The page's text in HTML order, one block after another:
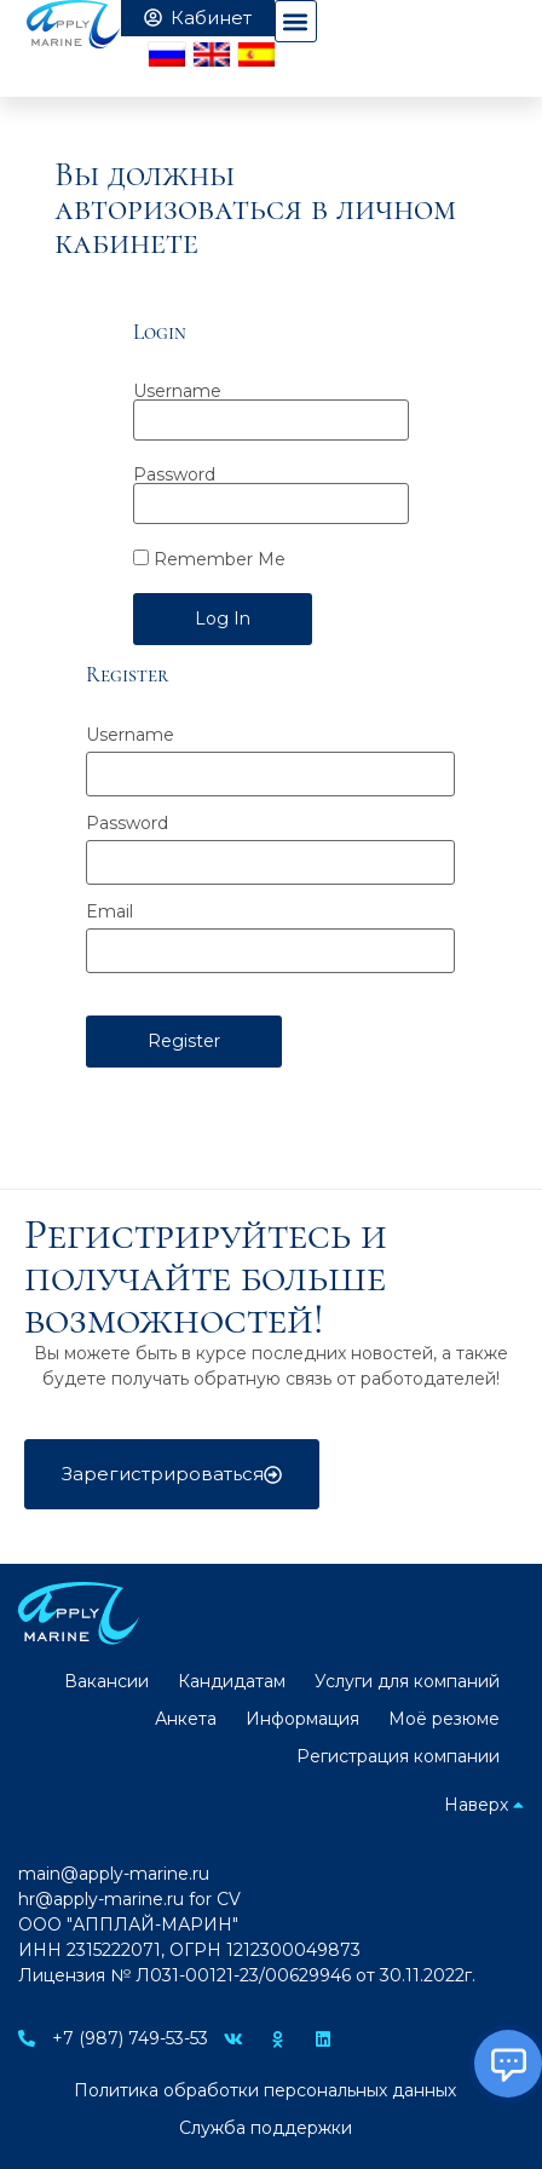
Вы должны
авторизоваться в личном
кабинете
Login
Username
Password
Remember Me
Alternative:
Register
Username
Password
Email
Регистрируйтесь и
получайте больше
возможностей!
Вы можете быть в курсе последних новостей, а также
будете получать обратную связь от работодателей!
Зарегистрироваться
Вакансии Кандидатам
Услуги для компаний
Анкета
Информация
Моё резюме
Регистрация компании
Наверх
main@apply-marine.ru
hr@apply-marine.ru for CV
ООО "АППЛАЙ-МАРИН"
ИНН 2315222071, ОГРН 1212300049873
Лицензия № Л031-00121-23/00629946 от 30.11.2022г.
+7 (987) 749-53-53
Политика обработки персональных данных
Служба поддержки